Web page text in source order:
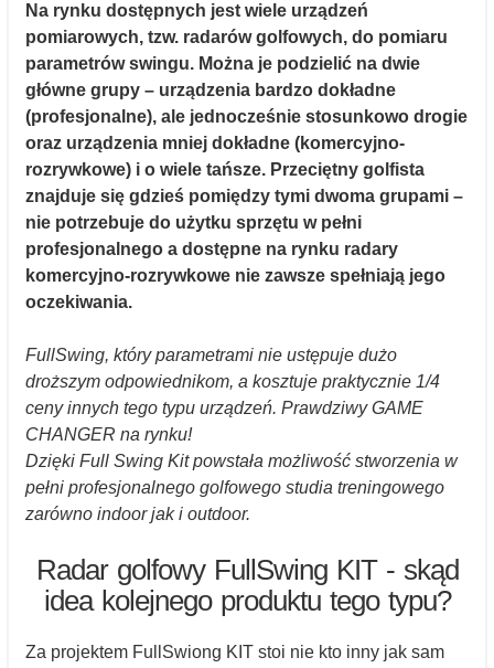
Na rynku dostępnych jest wiele urządzeń
pomiarowych, tzw. radarów golfowych, do pomiaru
parametrów swingu. Można je podzielić na dwie
główne grupy – urządzenia bardzo dokładne
(profesjonalne), ale jednocześnie stosunkowo drogie
oraz urządzenia mniej dokładne (komercyjno-
rozrywkowe) i o wiele tańsze. Przeciętny golfista
znajduje się gdzieś pomiędzy tymi dwoma grupami –
nie potrzebuje do użytku sprzętu w pełni
profesjonalnego a dostępne na rynku radary
komercyjno-rozrywkowe nie zawsze spełniają jego
oczekiwania.
FullSwing, który parametrami nie ustępuje dużo
droższym odpowiednikom, a kosztuje praktycznie 1/4
ceny innych tego typu urządzeń. Prawdziwy GAME
CHANGER na rynku!
Dzięki Full Swing Kit powstała możliwość stworzenia w
pełni profesjonalnego golfowego studia treningowego
zarówno indoor jak i outdoor.
Radar golfowy FullSwing KIT - skąd
idea kolejnego produktu tego typu?
Za projektem FullSwiong KIT stoi nie kto inny jak sam